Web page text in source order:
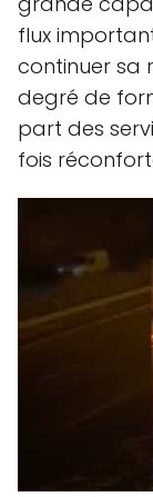
flux
continuer sa
degré de
part des
fois